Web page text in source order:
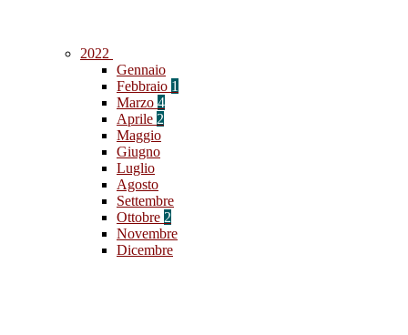
2022
Gennaio
Febbraio 1
Marzo 4
Aprile 2
Maggio
Giugno
Luglio
Agosto
Settembre
Ottobre 2
Novembre
Dicembre